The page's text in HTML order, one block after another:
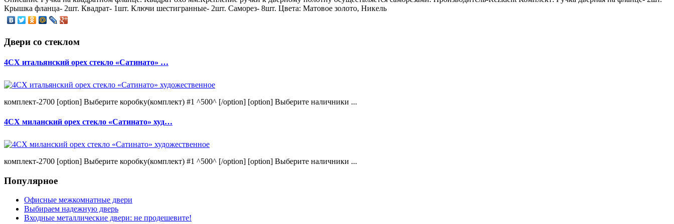
Крышка фланца- 2шт. Квадрат- 1шт. Ключи шестигранные- 2шт. Саморез- 8шт. Цвета: Матовое золото, Никель
Двери со стеклом
4CХ итальянский орех стекло «Сатинато» …
комплект-2700 [option] Выберите коробку(комплект) #1 ^500^ [/option] [option] Выберите наличники ...
4CХ миланский орех стекло «Сатинато» худ…
комплект-2700 [option] Выберите коробку(комплект) #1 ^500^ [/option] [option] Выберите наличники ...
Популярное
Офисные межкомнатные двери
Выбираем надежную дверь
Входные металлические двери: не продешевите!